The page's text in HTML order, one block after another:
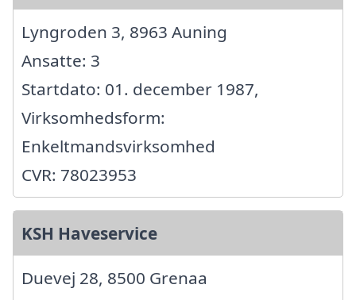
Lyngroden 3, 8963 Auning
Ansatte: 3
Startdato: 01. december 1987,
Virksomhedsform:
Enkeltmandsvirksomhed
CVR: 78023953
KSH Haveservice
Duevej 28, 8500 Grenaa